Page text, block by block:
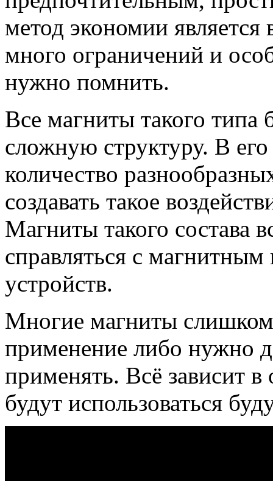
метод экономии
много ограничений и
нужно помнить.
Все магниты такого типа
сложную структуру. В его
количество
создавать такое
Магниты такого состава
справляться с
устройств.
Многие магниты
применение либо нужно
применять. Всё зависит в
будут использоваться